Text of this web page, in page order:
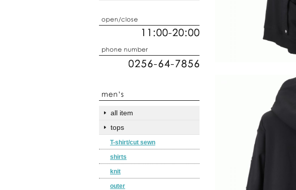
all item
tops
T-shirt/cut sewn
shirts
knit
outer